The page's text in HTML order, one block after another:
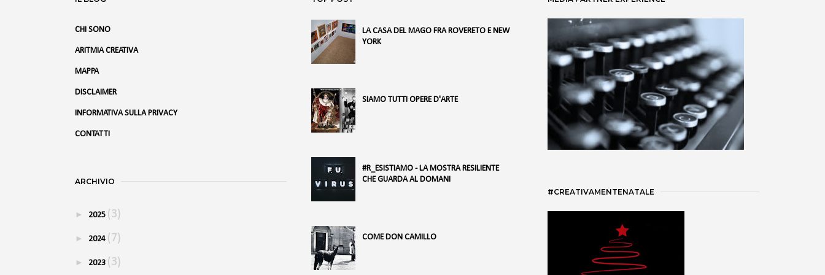
CHI SONO
ARITMIA CREATIVA
MAPPA
DISCLAIMER
INFORMATIVA SULLA PRIVACY
CONTATTI
ARCHIVIO
► 2025 (3)
► 2024 (7)
► 2023 (3)
LA CASA DEL MAGO FRA ROVERETO E NEW
YORK
SIAMO TUTTI OPERE D'ARTE
#R_ESISTIAMO - LA MOSTRA RESILIENTE
CHE GUARDA AL DOMANI
COME DON CAMILLO
#CREATIVAMENTENATALE